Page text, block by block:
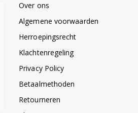
Over ons
Algemene voorwaarden
Herroepingsrecht
Klachtenregeling
Privacy Policy
Betaalmethoden
Retourneren